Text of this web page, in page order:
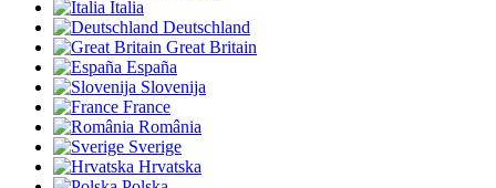
Italia
Deutschland
Great Britain
España
Slovenija
France
România
Sverige
Hrvatska